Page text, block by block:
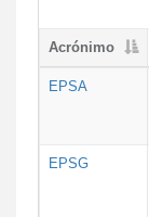
Acrónimo
EPSA
EPSG